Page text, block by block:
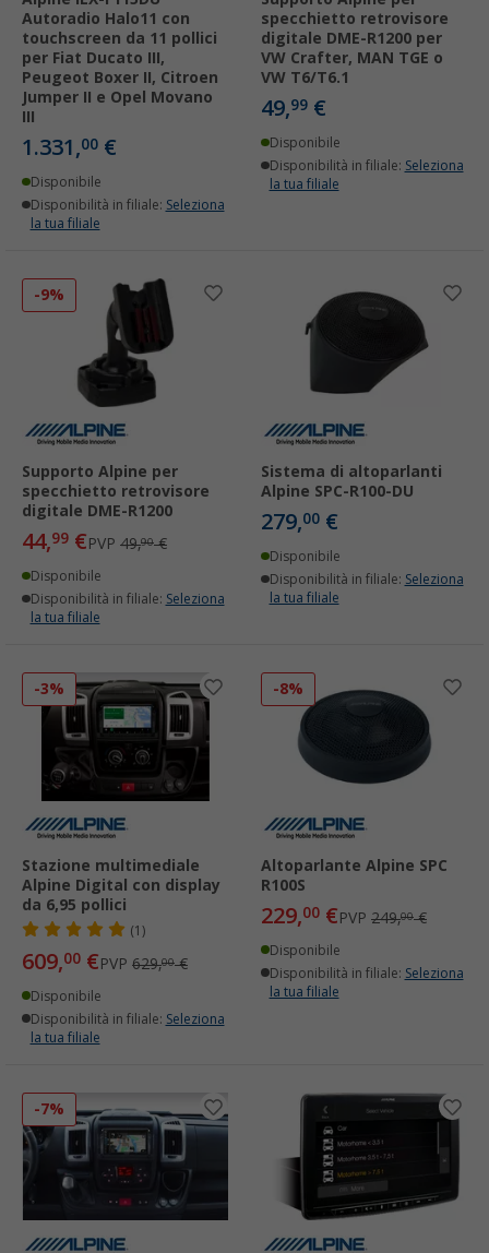
Autoradio Halo11 con
touchscreen da 11 pollici
per Fiat Ducato III,
Peugeot Boxer II, Citroen
Jumper II e Opel Movano
III
1.331,00 €
Disponibile
Disponibilità in filiale: Seleziona
la tua filiale
specchietto retrovisore
digitale DME-R1200 per
VW Crafter, MAN TGE o
VW T6/T6.1
49,99 €
Disponibile
Disponibilità in filiale: Seleziona
la tua filiale
-9%
Supporto Alpine per
specchietto retrovisore
digitale DME-R1200
44,99 €PVP 49,90€
Disponibile
Disponibilità in filiale: Seleziona
la tua filiale
Sistema di altoparlanti
Alpine SPC-R100-DU
279,00 €
Disponibile
Disponibilità in filiale: Seleziona
la tua filiale
-3%
Stazione multimediale
Alpine Digital con display
da 6,95 pollici
(1)
609,00 €PVP 629,00€
Disponibile
Disponibilità in filiale: Seleziona
la tua filiale
-8%
Altoparlante Alpine SPC
R100S
229,00 €PVP 249,00€
Disponibile
Disponibilità in filiale: Seleziona
la tua filiale
-7%